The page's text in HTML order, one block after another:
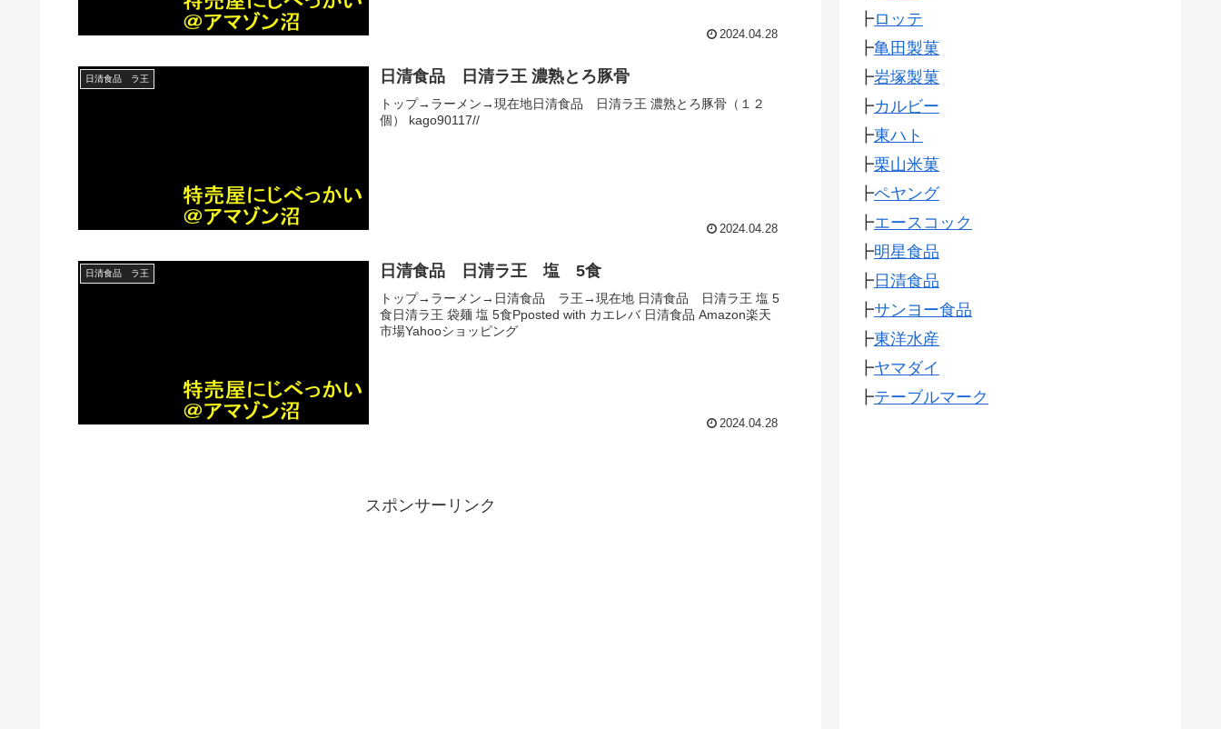
2024.04.28
日清食品 ラ王 日清食品 日清ラ王 濃熟とろ豚骨
トップ→ラーメン→現在地日清食品 日清ラ王 濃熟とろ豚骨（１２
個） kago90117//
2024.04.28
日清食品 ラ王 日清食品 日清ラ王 塩 5食
トップ→ラーメン→日清食品 ラ王→現在地 日清食品 日清ラ王 塩 5
食日清ラ王 袋麺 塩 5食Pposted with カエレバ 日清食品 Amazon楽天
市場Yahooショッピング
2024.04.28
スポンサーリンク
┣ロッテ
┣亀田製菓
┣岩塚製菓
┣カルビー
┣東ハト
┣栗山米菓
┣ペヤング
┣エースコック
┣明星食品
┣日清食品
┣サンヨー食品
┣東洋水産
┣ヤマダイ
┣テーブルマーク